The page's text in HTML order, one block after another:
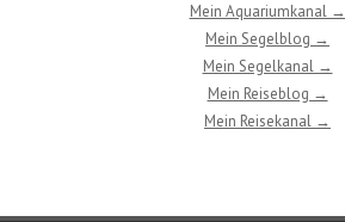
Mein Aquariumkanal →
Mein Segelblog →
Mein Segelkanal →
Mein Reiseblog →
Mein Reisekanal →